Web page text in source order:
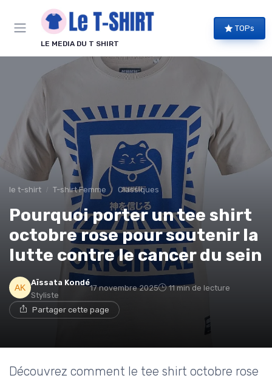
LE MEDIA DU T SHIRT
TOPs
le t-shirt T-shirt Femme Classiques
Pourquoi porter un tee shirt
octobre rose pour soutenir la
lutte contre le cancer du sein
Aïssata Kondé
Styliste
17 novembre 2025 11 min de lecture
Partager cette page
Découvrez comment le tee shirt octobre rose
Panneau de gestion des cookies